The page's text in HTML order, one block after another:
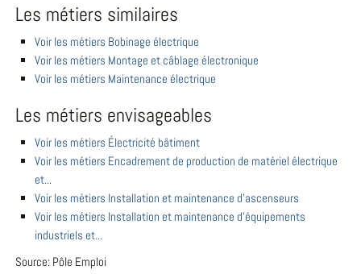
Les métiers similaires
Voir les métiers Bobinage électrique
Voir les métiers Montage et câblage électronique
Voir les métiers Maintenance électrique
Les métiers envisageables
Voir les métiers Électricité bâtiment
Voir les métiers Encadrement de production de matériel électrique
et...
Voir les métiers Installation et maintenance d'ascenseurs
Voir les métiers Installation et maintenance d'équipements
industriels et...
Source: Pôle Emploi